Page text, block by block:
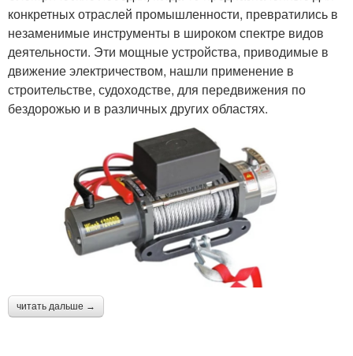
конкретных отраслей промышленности, превратились в
незаменимые инструменты в широком спектре видов
деятельности. Эти мощные устройства, приводимые в
движение электричеством, нашли применение в
строительстве, судоходстве, для передвижения по
бездорожью и в различных других областях.
читать дальше →